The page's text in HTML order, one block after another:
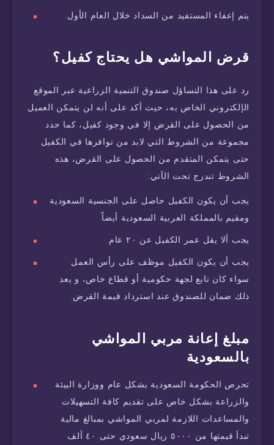
يتم إعفاء المستفيد من السداد خلال العام الأول.
قرض المواشي هل يحتاج كفيل؟
رد على هذا التساؤل صندوق التنمية الزراعية عبر الموقع
الإلكتروني الخاص به، حيث أكد على أنه لن يتمكن العميل
من الحصول على القرض إلا في وجود كفيل، كما حدد
مجموعة من الشروط التي لابد من توافرها في الكفيل
حتى يتمكن المتقدم من الحصول على القرض، هذه
الشروط تندرج تحت الآتي:
يجب أن يكون الكفيل حاصل على الجنسية السعودية
ومقيم بالمملكة العربية السعودية أيضاً.
يجب ألا يقل عمر الكفيل عن ٢٠ عام.
يجب أن يكون الكفيل موظف على رأس العمل
سواء كان تابع لجهة حكومية أو قطاع خاص، و يعد
ذلك ضمان للصندوق عند استرداد قيمة القرض.
مبلغ إعانة مربي المواشي
بالسعودية
تحرص الحكومة السعودية بشكل عام ووزارة البيئة
والزراعة بشكل خاص على تقديم كافة التسهيلات
والمساعدات اللازمة لمربي المواشي بمبالغ مالية
تبدأ قيمتها من ٥٠٠٠ ريال سعودي حتى ٤٠ ألف